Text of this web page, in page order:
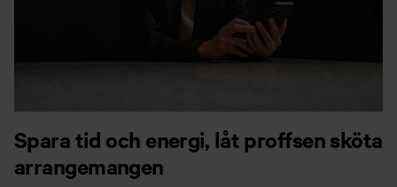
Spara tid och energi, låt proffsen sköta
arrangemangen